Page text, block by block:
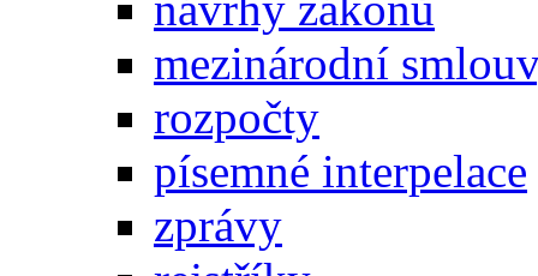
mezinárodní
rozpočty
písemné interpelace
zprávy